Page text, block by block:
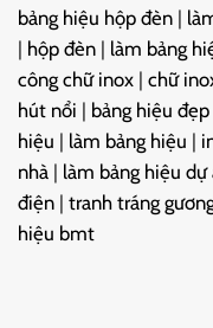
bảng hiệu hộp đèn |
| hộp đèn | làm bảng
công chữ inox | chữ
hút nổi | bảng hiệu đẹp
hiệu | làm bảng hiệu |
nhà | làm bảng hiệu dự
điện | tranh tráng
hiệu bmt